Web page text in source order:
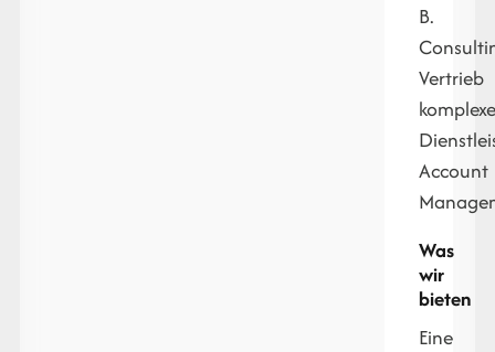
B.
Vertrieb
Account
Was
wir
bieten
Eine